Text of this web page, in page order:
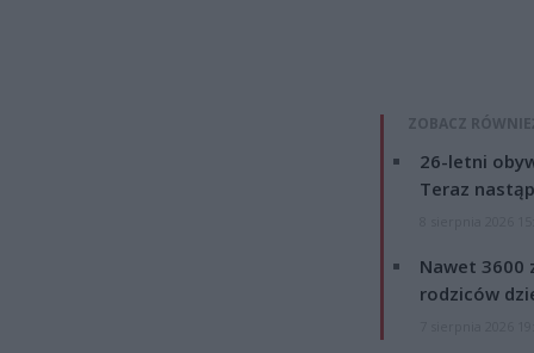
ZOBACZ
26-letni
Teraz
Nawet 3600
rodziców